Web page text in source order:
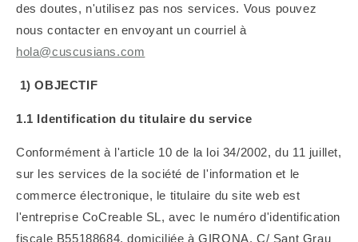
des doutes, n'utilisez pas nos services. Vous pouvez
nous contacter en envoyant un courriel à
hola@cuscusians.com
1) OBJECTIF
1.1 Identification du titulaire du service
Conformément à l'article 10 de la loi 34/2002, du 11 juillet,
sur les services de la société de l'information et le
commerce électronique, le titulaire du site web est
l'entreprise CoCreable SL, avec le numéro d'identification
fiscale B55188684, domiciliée à GIRONA, C/ Sant Grau